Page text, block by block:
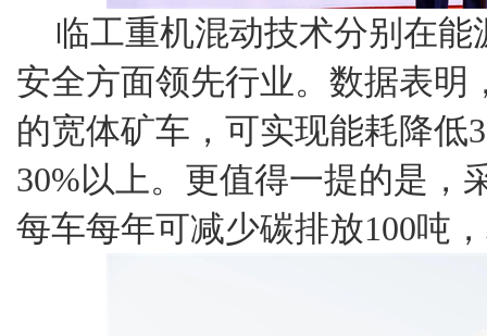
临工重机混动技术分别在
安全方面领先行业。数据表明
的宽体矿车，可实现能耗降低
30%以上。更值得一提的是，
每车每年可减少碳排放100吨